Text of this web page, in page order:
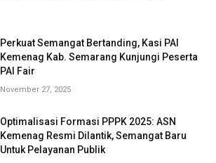
Perkuat Semangat Bertanding, Kasi PAI
Kemenag Kab. Semarang Kunjungi Peserta
PAI Fair
November 27, 2025
Optimalisasi Formasi PPPK 2025: ASN
Kemenag Resmi Dilantik, Semangat Baru
Untuk Pelayanan Publik